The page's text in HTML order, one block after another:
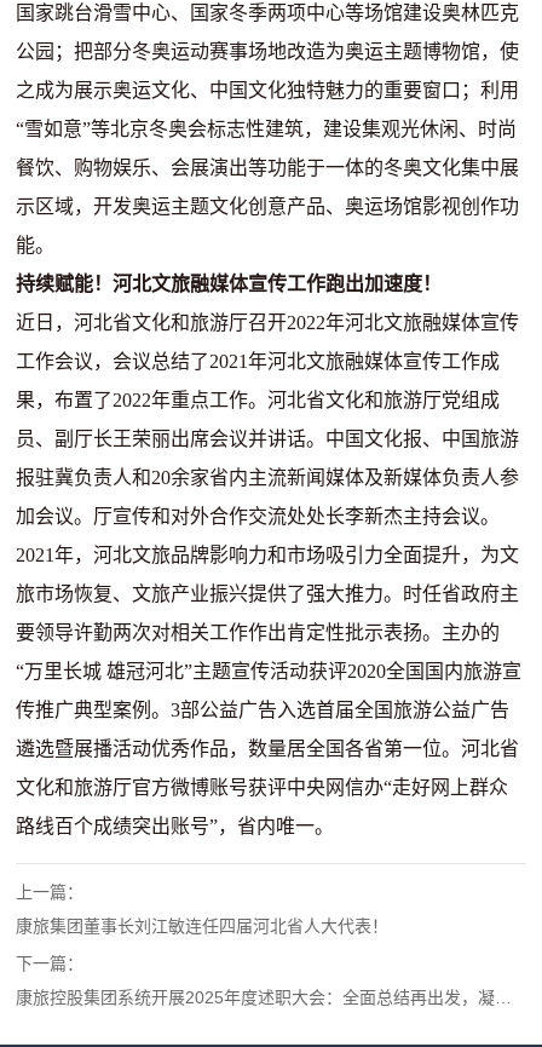
国家跳台滑雪中心、国家冬季两项中心等场馆建设奥林匹克
公园；把部分冬奥运动赛事场地改造为奥运主题博物馆，使
之成为展示奥运文化、中国文化独特魅力的重要窗口；利用
“雪如意”等北京冬奥会标志性建筑，建设集观光休闲、时尚
餐饮、购物娱乐、会展演出等功能于一体的冬奥文化集中展
示区域，开发奥运主题文化创意产品、奥运场馆影视创作功
能。
持续赋能！河北文旅融媒体宣传工作跑出加速度！
近日，河北省文化和旅游厅召开2022年河北文旅融媒体宣传
工作会议，会议总结了2021年河北文旅融媒体宣传工作成
果，布置了2022年重点工作。河北省文化和旅游厅党组成
员、副厅长王荣丽出席会议并讲话。中国文化报、中国旅游
报驻冀负责人和20余家省内主流新闻媒体及新媒体负责人参
加会议。厅宣传和对外合作交流处处长李新杰主持会议。
2021年，河北文旅品牌影响力和市场吸引力全面提升，为文
旅市场恢复、文旅产业振兴提供了强大推力。时任省政府主
要领导许勤两次对相关工作作出肯定性批示表扬。主办的
“万里长城 雄冠河北”主题宣传活动获评2020全国国内旅游宣
传推广典型案例。3部公益广告入选首届全国旅游公益广告
遴选暨展播活动优秀作品，数量居全国各省第一位。河北省
文化和旅游厅官方微博账号获评中央网信办“走好网上群众
路线百个成绩突出账号”，省内唯一。
上一篇：
康旅集团董事长刘江敏连任四届河北省人大代表！
下一篇：